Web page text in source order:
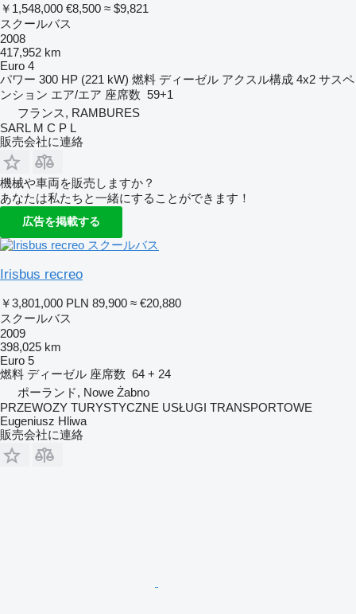
￥1,548,000 €8,500 ≈ $9,821
スクールバス
2008
417,952 km
Euro 4
パワー 300 HP (221 kW) 燃料 ディーゼル アクスル構成 4x2 サスペ
ンション エア/エア 座席数 59+1
フランス, RAMBURES
SARL M C P L
販売会社に連絡
機械や車両を販売しますか？
あなたは私たちと一緒にすることができます！
広告を掲載する
Irisbus recreo
￥3,801,000 PLN 89,900 ≈ €20,880
スクールバス
2009
398,025 km
Euro 5
燃料 ディーゼル 座席数 64 + 24
ポーランド, Nowe Żabno
PRZEWOZY TURYSTYCZNE USŁUGI TRANSPORTOWE
Eugeniusz Hliwa
販売会社に連絡